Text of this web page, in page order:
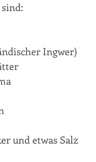
Ingwer)
und etwas Salz